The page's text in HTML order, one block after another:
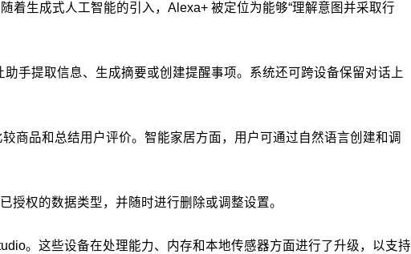
着生成式人工智能的引入，Alexa+ 被定位为能够“理解意图并采取行
手提取信息、生成摘要或创建提醒事项。系统还可跨设备保留对话上
商品和总结用户评价。智能家居方面，用户可通过自然语言创建和调
权的数据类型，并随时进行删除或调整设置。
。这些设备在处理能力、内存和本地传感器方面进行了升级，以支持